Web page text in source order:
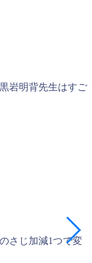
岩明背先生はすご
さじ加減1つで変